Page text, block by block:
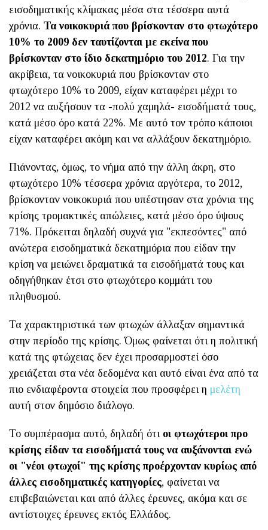
εισοδηματικής κλίμακας μέσα στα τέσσερα αυτά
χρόνια. Τα νοικοκυριά που βρίσκονταν στο φτωχότερο
10% το 2009 δεν ταυτίζονται με εκείνα που
βρίσκονταν στο ίδιο δεκατημόριο του 2012. Για την
ακρίβεια, τα νοικοκυριά που βρίσκονταν στο
φτωχότερο 10% το 2009, είχαν καταφέρει μέχρι το
2012 να αυξήσουν τα -πολύ χαμηλά- εισοδήματά τους,
κατά μέσο όρο κατά 22%. Με αυτό τον τρόπο κάποιοι
είχαν καταφέρει ακόμη και να αλλάξουν δεκατημόριο.
Πιάνοντας, όμως, το νήμα από την άλλη άκρη, στο
φτωχότερο 10% τέσσερα χρόνια αργότερα, το 2012,
βρίσκονταν νοικοκυριά που υπέστησαν στα χρόνια της
κρίσης τρομακτικές απώλειες, κατά μέσο όρο ύψους
71%. Πρόκειται δηλαδή συχνά για "εκπεσόντες" από
ανώτερα εισοδηματικά δεκατημόρια που είδαν την
κρίση να μειώνει δραματικά τα εισοδήματά τους και
οδηγήθηκαν έτσι στο φτωχότερο κομμάτι του
πληθυσμού.
Τα χαρακτηριστικά των φτωχών άλλαξαν σημαντικά
στην περίοδο της κρίσης. Όμως φαίνεται ότι η πολιτική
κατά της φτώχειας δεν έχει προσαρμοστεί όσο
χρειάζεται στα νέα δεδομένα και αυτό είναι ένα από τα
πιο ενδιαφέροντα στοιχεία που προσφέρει η μελέτη
αυτή στον δημόσιο διάλογο.
Το συμπέρασμα αυτό, δηλαδή ότι οι φτωχότεροι προ
κρίσης είδαν τα εισοδήματά τους να αυξάνονται ενώ
οι "νέοι φτωχοί" της κρίσης προέρχονταν κυρίως από
άλλες εισοδηματικές κατηγορίες, φαίνεται να
επιβεβαιώνεται και από άλλες έρευνες, ακόμα και σε
αντίστοιχες έρευνες εκτός Ελλάδος.